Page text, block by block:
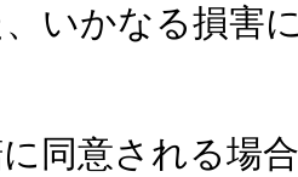
いかなる損害
同意される場